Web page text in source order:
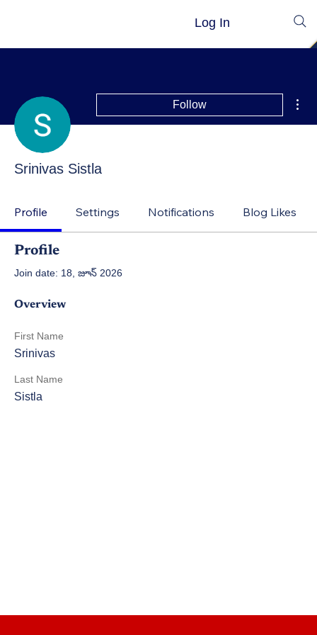
Log In
Follow
Srinivas Sistla
Profile Settings Notifications Blog Likes
Profile
Join date: 18, జూన్ 2026
Overview
First Name
Srinivas
Last Name
Sistla